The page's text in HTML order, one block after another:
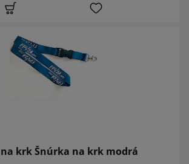
na krk Šnúrka na krk modrá